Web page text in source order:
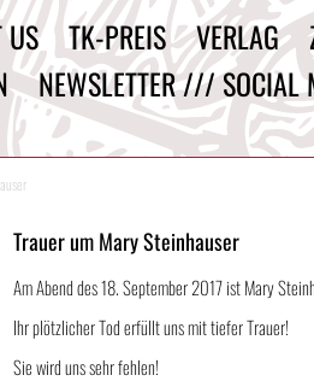
US TK-PREIS VERLAG
NEWSLETTER /// SOCIAL
Trauer um Mary Steinhauser
Am Abend des 18. September 2017 ist Mary
Ihr plötzlicher Tod erfüllt uns mit tiefer Trauer!
Sie wird uns sehr fehlen!